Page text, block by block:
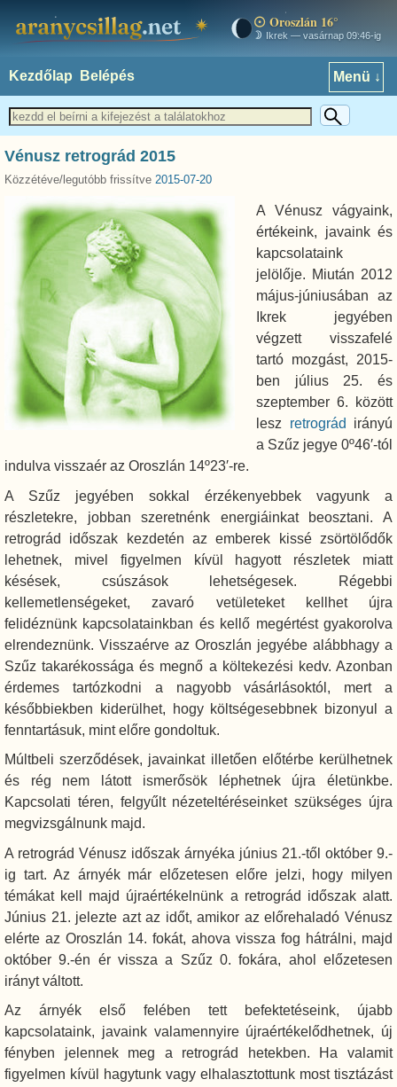
aranycsillag.net Oroszlán 16°
Ikrek — vasárnap 09:46-ig
Kezdőlap Belépés Menü ↓
Vénusz retrográd 2015
Közzétéve/legutóbb frissítve 2015-07-20
A Vénusz vágyaink,
értékeink, javaink és
kapcsolataink
jelölője. Miután 2012
május-júniusában az
Ikrek jegyében
végzett visszafelé
tartó mozgást, 2015-
ben július 25. és
szeptember 6. között
lesz retrográd irányú
a Szűz jegye 0º46′-tól
indulva visszaér az Oroszlán 14º23′-re.
A Szűz jegyében sokkal érzékenyebbek vagyunk a
részletekre, jobban szeretnénk energiáinkat beosztani. A
retrográd időszak kezdetén az emberek kissé zsörtölődők
lehetnek, mivel figyelmen kívül hagyott részletek miatt
késések, csúszások lehetségesek. Régebbi
kellemetlenségeket, zavaró vetületeket kellhet újra
felidéznünk kapcsolatainkban és kellő megértést gyakorolva
elrendeznünk. Visszaérve az Oroszlán jegyébe alábbhagy a
Szűz takarékossága és megnő a költekezési kedv. Azonban
érdemes tartózkodni a nagyobb vásárlásoktól, mert a
későbbiekben kiderülhet, hogy költségesebbnek bizonyul a
fenntartásuk, mint előre gondoltuk.
Múltbeli szerződések, javainkat illetően előtérbe kerülhetnek
és rég nem látott ismerősök léphetnek újra életünkbe.
Kapcsolati téren, felgyűlt nézeteltéréseinket szükséges újra
megvizsgálnunk majd.
A retrográd Vénusz időszak árnyéka június 21.-től október 9.-
ig tart. Az árnyék már előzetesen előre jelzi, hogy milyen
témákat kell majd újraértékelnünk a retrográd időszak alatt.
Június 21. jelezte azt az időt, amikor az előrehaladó Vénusz
elérte az Oroszlán 14. fokát, ahova vissza fog hátrálni, majd
október 9.-én ér vissza a Szűz 0. fokára, ahol előzetesen
irányt váltott.
Az árnyék első felében tett befektetéseink, újabb
kapcsolataink, javaink valamennyire újraértékelődhetnek, új
fényben jelennek meg a retrográd hetekben. Ha valamit
figyelmen kívül hagytunk vagy elhalasztottunk most tisztázást